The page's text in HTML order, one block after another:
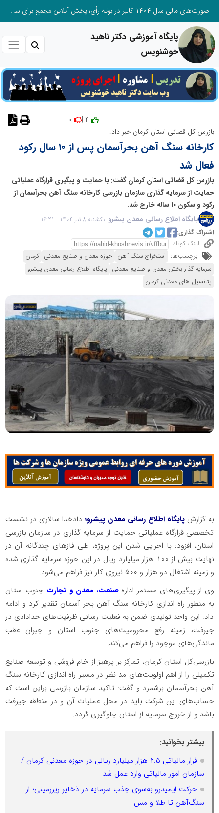
صورت‌های مالی سال ۱۴۰۴ کالبر در بوته رأی؛ پخش آنلاین مجمع برای سهامداران در سراسر کشور
پایگاه آموزشی دکتر ناهید
خوشنویس
بازرس کل قضائی استان کرمان خبر داد:
کارخانه سنگ آهن بحرآسمان پس از ۱۰ سال رکود
فعال شد
بازرس کل قضائی استان کرمان گفت: با حمایت و پیگیری قرارگاه عملیاتی
حمایت از سرمایه گذاری سازمان بازرسی کارخانه سنگ آهن بحرآسمان از
رکود و سکون ۱۰ ساله خارج شد.
پایگاه اطلاع رسانی معدن پیشرو یکشنبه 8 تیر 1404 - 16:21
اشتراک گذاری:
لینک کوتاه
برچسب‌ها: استخراج سنگ آهن حوزه معدن و صنایع معدنی کرمان
سرمایه گذار بخش معدن و صنایع معدنی پایگاه اطلاع رسانی معدن پیشرو
پتانسیل های معدنی کرمان
به گزارش پایگاه اطلاع رسانی معدن پیشرو؛ دادخدا سالاری در نشست
تخصصی قرارگاه عملیاتی حمایت از سرمایه گذاری در سازمان بازرسی
استان، افزود: با اجرایی شدن این پروژه، طی فاز‌های چندگانه آن در
نهایت بیش از ۱۰۰ هزار میلیارد ریال در این حوزه سرمایه گذاری شده
و زمینه اشتغال دو هزار و ۵۰۰ نیروی کار نیز فراهم می‌شود.
وی از پیگیری‌های مستمر ادارهصنعت، معدن و تجارت جنوب استان
به منظور راه اندازی کارخانه سنگ آهن بحر آسمان تقدیر کرد و ادامه
داد: این واحد تولیدی ضمن به فعلیت رسانی ظرفیت‌های خدادادی در
جیرفت، زمینه رفع محرومیت‌های جنوب استان و جبران عقب
ماندگی‌های موجود را فراهم می‌کند.
بازرسی‌کل استان کرمان، تمرکز بر پرهیز از خام فروشی و توسعه صنایع
تکمیلی را از اهم اولویت‌های مد نظر در مسیر راه اندازی کارخانه سنگ
آهن بحرآسمان برشمرد و گفت: تاکید سازمان بازرسی براین است که
حساب‌های این شرکت باید در محل عملیات آن و در منطقه جیرفت
باشد و از خروج سرمایه از استان جلوگیری گردد.
بیشتر بخوانید:
فرار مالیاتی ۲.۵ هزار میلیارد ریالی در حوزه معدنی کرمان /
سازمان امور مالیاتی وارد عمل شد
حرکت ایمیدرو به‌سوی جذب سرمایه در ذخایر زیرزمینی؛ از
سنگ‌آهن تا طلا و مس